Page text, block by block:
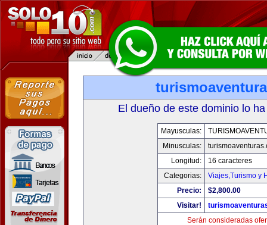
El dueño de este dominio lo
Mayusculas:
Minusculas:
Longitud:
16 caracteres
Categorias:
Viajes,Turismo y
Precio:
$2,800.00
Visitar!
Serán consideradas